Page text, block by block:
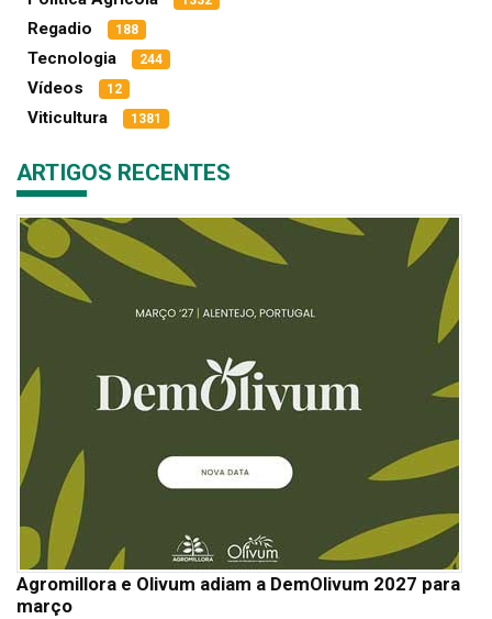
Regadio 188
Tecnologia 244
Vídeos 12
Viticultura 1381
ARTIGOS RECENTES
Agromillora e Olivum adiam a DemOlivum 2027 para
março